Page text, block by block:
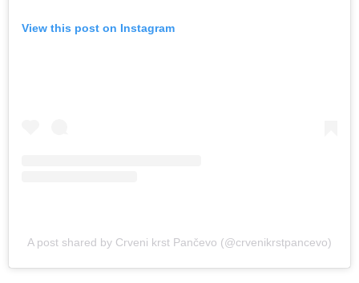
View this post on Instagram
A post shared by Crveni krst Pančevo (@crvenikrstpancevo)